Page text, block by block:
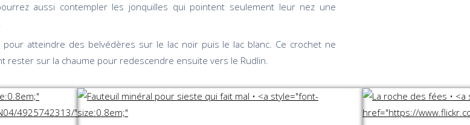
aussi contempler les jonquilles qui pointent seulement leur nez une
atteindre des belvédères sur le lac noir puis le lac blanc. Ce crochet ne
rester sur la chaume pour redescendre ensuite vers le Rudlin.